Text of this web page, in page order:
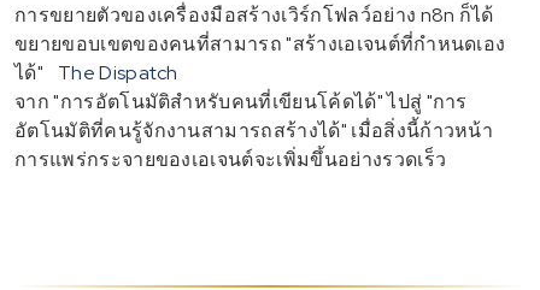
การขยายตัวของเครื่องมือสร้างเวิร์กโฟลว์อย่าง n8n ก็ได้
ขยายขอบเขตของคนที่สามารถ "สร้างเอเจนต์ที่กำหนดเอง
ได้"
The Dispatch
จาก "การอัตโนมัติสำหรับคนที่เขียนโค้ดได้" ไปสู่ "การ
อัตโนมัติที่คนรู้จักงานสามารถสร้างได้" เมื่อสิ่งนี้ก้าวหน้า
การแพร่กระจายของเอเจนต์จะเพิ่มขึ้นอย่างรวดเร็ว